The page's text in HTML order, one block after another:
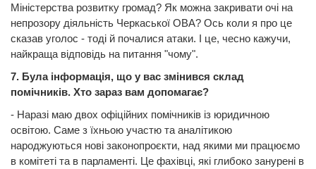
Міністерства розвитку громад? Як можна закривати очі на
непрозору діяльність Черкаської ОВА? Ось коли я про це
сказав уголос - тоді й почалися атаки. І це, чесно кажучи,
найкраща відповідь на питання "чому".
7. Була інформація, що у вас змінився склад
помічників. Хто зараз вам допомагає?
- Наразі маю двох офіційних помічників із юридичною
освітою. Саме з їхньою участю та аналітикою
народжуються нові законопроєкти, над якими ми працюємо
в комітеті та в парламенті. Це фахівці, які глибоко занурені в